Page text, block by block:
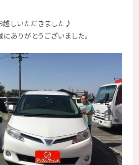
越しいただきました♪
ありがとうございました。